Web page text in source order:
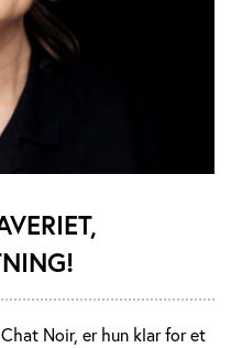
Noir, er hun klar for et